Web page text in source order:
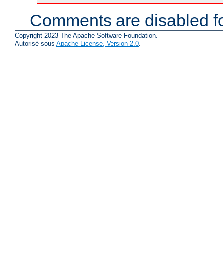
Comments are disabled
Copyright 2023 The Apache Software Foundation.
Autorisé sous Apache License, Version 2.0.